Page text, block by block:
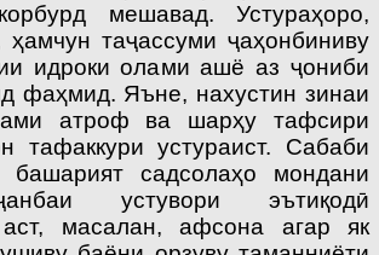
мешавад. Устураҳоро,
ҳамчун таҷассуми ҷаҳонбиниву
идроки олами ашё аз ҷониби
фаҳмид. Яъне, нахустин зинаи
атроф ва шарҳу тафсири
тафаккури устураист. Сабаби
садсолаҳо мондани
устувори эътиқодӣ
масалан, афсона агар як